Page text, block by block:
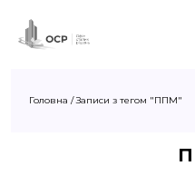
Головна /Записи з тегом "ППМ"